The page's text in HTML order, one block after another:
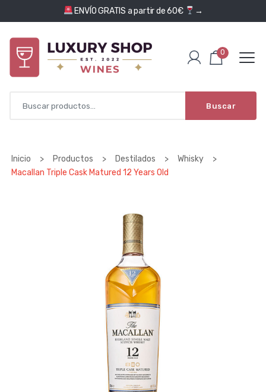
Saltar al contenidoENVÍO GRATIS a partir de 60€ →
Buscar
0
Inicio > Productos > Destilados > Whisky
>
Macallan Triple Cask Matured 12 Years Old